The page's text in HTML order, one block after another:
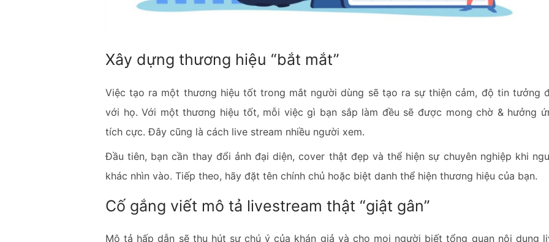
Xây dựng thương hiệu “bắt mắt”
Việc tạo ra một thương hiệu tốt trong mắt người dùng sẽ tạo ra sự thiện cảm, độ tin tưởng
với họ. Với một thương hiệu tốt, mỗi việc gì bạn sắp làm đều sẽ được mong chờ & hưởng
tích cực. Đây cũng là cách live stream nhiều người xem.
Đầu tiên, bạn cần thay đổi ảnh đại diện, cover thật đẹp và thể hiện sự chuyên nghiệp khi
khác nhìn vào. Tiếp theo, hãy đặt tên chính chủ hoặc biệt danh thể hiện thương hiệu của bạn.
Cố gắng viết mô tả livestream thật “giật gân”
Mô tả hấp dẫn sẽ thu hút sự chú ý của khán giả và cho mọi người biết tổng quan nội dung